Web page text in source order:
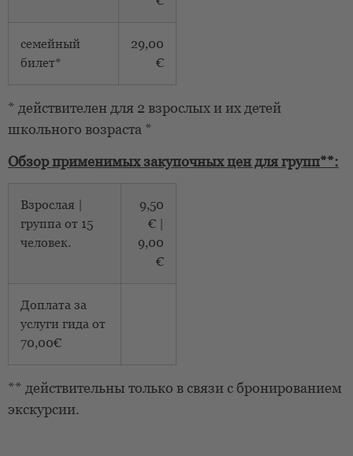
семейный
билет*
29,00
€
* действителен для 2 взрослых и их детей
школьного возраста *
Обзор применимых закупочных цен для групп**:
Взрослая |
группа от 15
человек.
9,50
€ |
9,00
€
Доплата за
услуги гида от
70,00€
** действительны только в связи с бронированием
экскурсии.